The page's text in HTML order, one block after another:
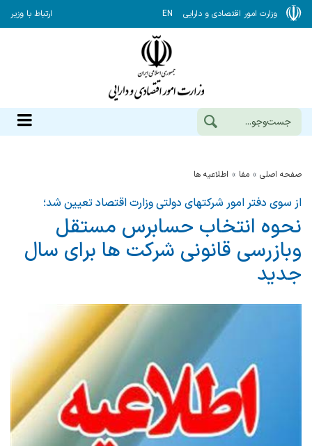
وزارت امور اقتصادی و دارایی EN ارتباط با وزیر
صفحه اصلی مفا اطلاعیه ها
از سوی دفتر امور شرکتهای دولتی وزارت اقتصاد تعیین شد؛
نحوه انتخاب حسابرس مستقل
وبازرسی قانونی شركت ها برای سال
جدید